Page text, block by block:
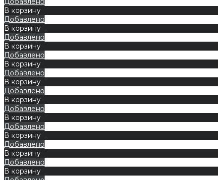
В корзину
Добавлено
В корзину
Добавлено
В корзину
Добавлено
В корзину
Добавлено
В корзину
Добавлено
В корзину
Добавлено
В корзину
Добавлено
В корзину
Добавлено
В корзину
Добавлено
В корзину